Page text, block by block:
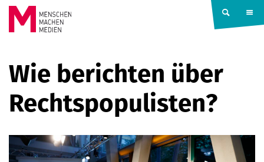
Springe zum Inhalt
MACHEN
MEDIEN
Wie berichten über
Rechtspopulisten?